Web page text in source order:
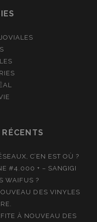
C’EN EST OÙ ?
#4.000 + – SANGIGI
WAIFUS ?
DES VINYLES
À NOUVEAU DES